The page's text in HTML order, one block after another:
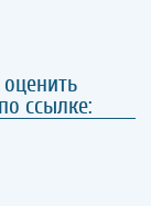
ссылке: